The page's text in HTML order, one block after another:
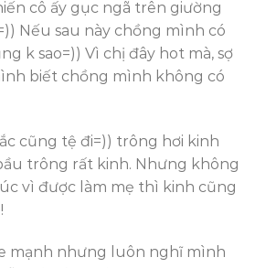
cô ấy gục ngã trên giường
Nếu sau này chồng mình có
k sao=)) Vì chị đây hot mà, sợ
biết chồng mình không có
cũng tệ đi=)) trông hơi kinh
trông rất kinh. Nhưng không
vì được làm mẹ thì kinh cũng
mạnh nhưng luôn nghĩ mình